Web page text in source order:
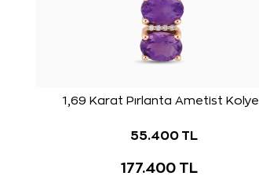
1,69 Karat Pırlanta Ametist Kolye
55.400 TL
177.400 TL